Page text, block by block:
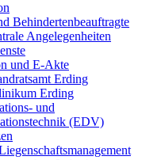
Behindertenbeauftragte
Angelegenheiten
und E-Akte
Erding
Erding
und
(EDV)